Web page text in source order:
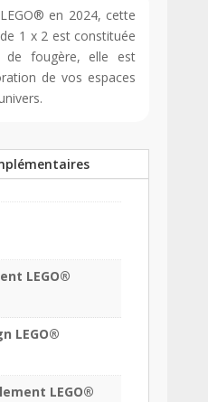
en 2024, cette
1 x 2 est constituée
de fougère, elle est
de vos espaces
LEGO®
LEGO®
LEGO®